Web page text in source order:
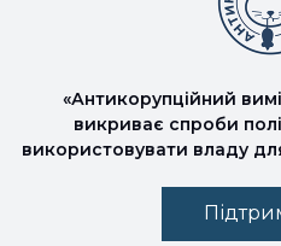
«Антикорупційний
викриває спроби
використовувати владу